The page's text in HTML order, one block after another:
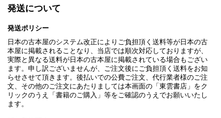
発送について
発送ポリシー
日本の古本屋のシステム改正によりご負担頂く送料等が日本の古
本屋に掲載されることなり、当店では順次対応しておりますが、
実際と異なる送料が日本の古本屋に掲載されている場合もござい
ます。申し訳ございませんが、ご注文後にご負担頂く送料をお知
らせさせて頂きます。後払いでの公費ご注文、代行業者様のご注
文、その他のご注文にあたりましては本画面の「東雲書店」をク
リックのうえ「書籍のご購入」等をご確認のうえでお願いいたし
ます。